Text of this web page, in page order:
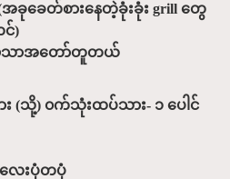
ခုခေတ်စားနေတဲ့ခုံးခုံး grill တွေ
)
သာအတော်တူတယ်
(သို့) ၀က်သုံးထပ်သား- ၁ ပေါင်
လေးပုံတပုံ